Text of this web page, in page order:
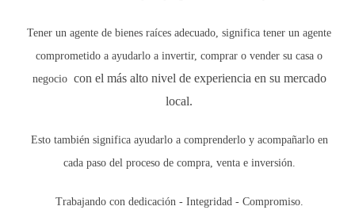
altos para mantener su poder adquisitivo, lo que
incrementa aún más los costos de construcción. Esto
puede resultar en:
proyectos.
Menor disponibilidad de mano de obra
Tener un agente de bienes raíces adecuado, significa tener un agente
comprometido a ayudarlo a invertir, comprar o vender su casa o
negocio con el más alto nivel de experiencia en su mercado
local.
Esto también significa ayudarlo a comprenderlo y acompañarlo en
cada paso del proceso de compra, venta e inversión.
Trabajando con dedicación - Integridad - Compromiso.